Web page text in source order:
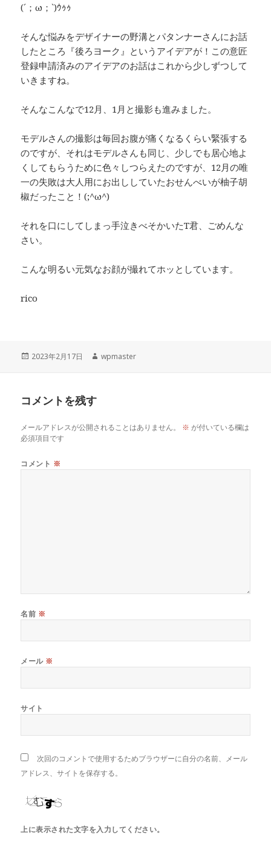
(´；ω；`)ｳｩｩ
そんな悩みをデザイナーの野溝とパタンナーさんにお話
したところ『後ろヨーク』というアイデアが！この意匠
登録申請済みのアイデアのお話はこれから少しずつして
いきますね。
そんなこんなで12月、1月と撮影も進みました。
モデルさんの撮影は毎回お腹が痛くなるくらい緊張する
のですが、それはモデルさんも同じ、少しでも居心地よ
くしてもらうために色々しつらえたのですが、12月の唯
一の失敗は大人用にお出ししていたおせんべいが柚子胡
椒だったこと！(;^ω^)
それを口にしてしまっ手泣きべそかいたT君、ごめんな
さい。
こんな明るい元気なお顔が撮れてホッとしています。
rico
投
2023年2月17日
作
wpmaster
コメントを残す
メールアドレスが公開されることはありません。 ※ が付いている欄は
必須項目です
コメント ※
名前 ※
メール ※
サイト
次回のコメントで使用するためブラウザーに自分の名前、メール
アドレス、サイトを保存する。
上に表示された文字を入力してください。